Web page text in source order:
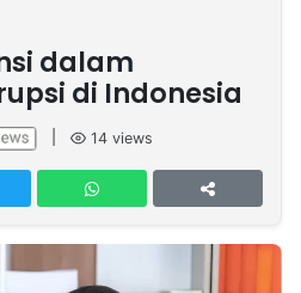
dalam
di Indonesia
14 views